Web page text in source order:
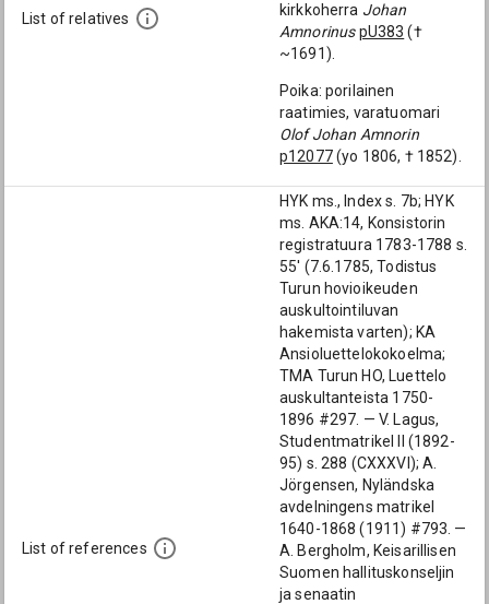
List of relatives
kirkkoherra Johan
Amnorinus pU383 (†
~1691).
Poika: porilainen
raatimies, varatuomari
Olof Johan Amnorin
p12077(yo 1806, † 1852).
List of references
HYK ms., Index s. 7b; HYK
ms. AKA:14, Konsistorin
registratuura 1783-1788 s.
55' (7.6.1785, Todistus
Turun hovioikeuden
auskultointiluvan
hakemista varten); KA
Ansioluettelokokoelma;
TMA Turun HO, Luettelo
auskultanteista 1750-
1896 #297. — V. Lagus,
Studentmatrikel II (1892-
95) s. 288 (CXXXVI); A.
Jörgensen, Nyländska
avdelningens matrikel
1640-1868 (1911) #793. —
A. Bergholm, Keisarillisen
Suomen hallituskonseljin
ja senaatin